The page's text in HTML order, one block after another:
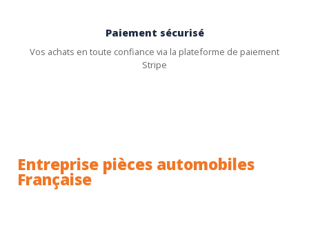
Paiement sécurisé
Vos achats en toute confiance via la plateforme de paiement
Stripe
Entreprise pièces automobiles
Française